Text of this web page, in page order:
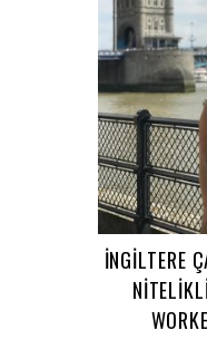
İNGILTERE